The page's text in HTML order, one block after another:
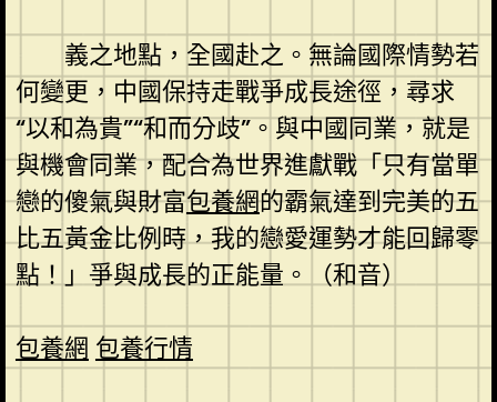
義之地點，全國赴之。無論國際情勢若
何變更，中國保持走戰爭成長途徑，尋求
“以和為貴”“和而分歧”。與中國同業，就是
與機會同業，配合為世界進獻戰「只有當單
戀的傻氣與財富包養網的霸氣達到完美的五
比五黃金比例時，我的戀愛運勢才能回歸零
點！」爭與成長的正能量。（和音）
包養網 包養行情